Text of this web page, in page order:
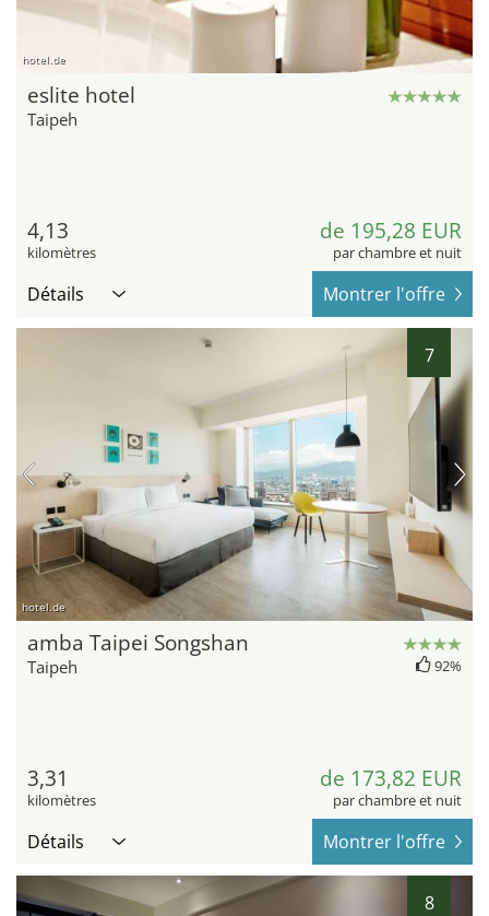
hotel.de
eslite hotel
Taipeh
4,13
kilomètres
de 195,28 EUR
par chambre et nuit
Détails Montrer l'offre
7
hotel.de
amba Taipei Songshan
Taipeh 92%
3,31
kilomètres
de 173,82 EUR
par chambre et nuit
Détails Montrer l'offre
8